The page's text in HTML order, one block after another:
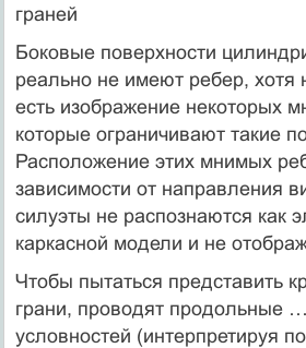
граней
Боковые поверхности
реально не имеют ребер, хотя
есть изображение некоторых
которые ограничивают такие
Расположение этих мнимых
зависимости от направления
силуэты не распознаются как
каркасной модели и не
Чтобы пытаться представить
грани, проводят продольные
условностей (интерпретируя